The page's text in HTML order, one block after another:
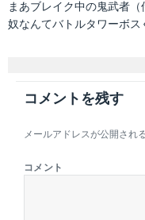
まあブレイク中の鬼武者
奴なんてバトルタワーボス
コメントを残す
メールアドレスが公開され
コメント